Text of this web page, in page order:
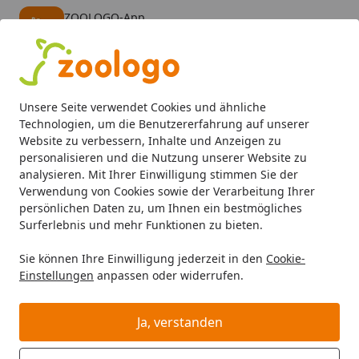
Unsere Seite verwendet Cookies und ähnliche
Technologien, um die Benutzererfahrung auf unserer
Website zu verbessern, Inhalte und Anzeigen zu
personalisieren und die Nutzung unserer Website zu
analysieren. Mit Ihrer Einwilligung stimmen Sie der
Verwendung von Cookies sowie der Verarbeitung Ihrer
persönlichen Daten zu, um Ihnen ein bestmögliches
Surferlebnis und mehr Funktionen zu bieten.
Sie können Ihre Einwilligung jederzeit in den Cookie-
Einstellungen anpassen oder widerrufen.
Ja, verstanden
ZOOLOGO-App
Alle Produkte
Mein Konto
Suchen
Startseite
Hund Hundefutter BARF & Frostfutter Kauartikel &
animonda Meat Chunks 80g Beutel
Hundesnack Rind Pur